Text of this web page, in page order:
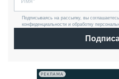
Подписываясь на рассылку, вы
конфиденциальности и обработку
РЕКЛАМА